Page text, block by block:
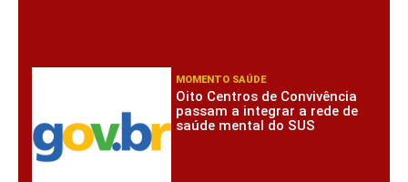
MOMENTO SAÚDE
Oito Centros de Convivência
passam a integrar a rede de
saúde mental do SUS